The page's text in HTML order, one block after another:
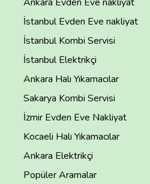
İstanbul Evden Eve nakliyat
İstanbul Kombi Servisi
İstanbul Elektrikçi
Ankara Halı Yıkamacılar
Sakarya Kombi Servisi
İzmir Evden Eve Nakliyat
Kocaeli Halı Yıkamacılar
Ankara Elektrikçi
Popüler Aramalar